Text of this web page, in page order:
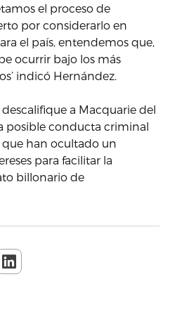
el proceso de
por considerarlo en
el país, entendemos que,
ocurrir bajo los más
indicó Hernández.
descalifique a Macquarie del
posible conducta criminal
han ocultado un
para facilitar la
billonario de